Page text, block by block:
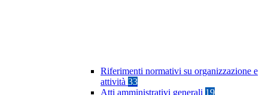
Riferimenti normativi su organizzazione e
attività 33
Atti amministrativi generali 19